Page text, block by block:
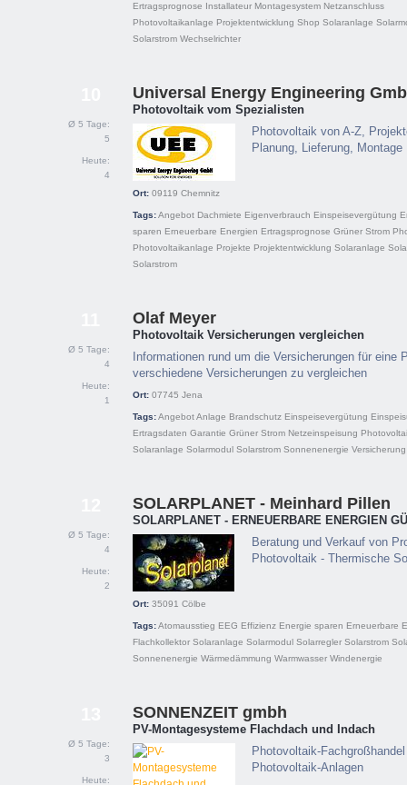
Ertragsprognose Installateur Montagesystem Netzanschluss
Photovoltaikanlage Projektentwicklung Shop Solaranlage
Solarstrom Wechselrichter
Ø 5 Tage:
5
Heute:
4
Universal Energy Engineering
Photovoltaik vom Spezialisten
Photovoltaik von A-Z,
Planung, Lieferung, Montage
Ort: 09119 Chemnitz
Tags:Angebot Dachmiete Eigenverbrauch Einspeisevergütung
sparen Erneuerbare Energien Ertragsprognose Grüner Strom
Photovoltaikanlage Projekte Projektentwicklung Solaranlage
Solarstrom
Ø 5 Tage:
4
Heute:
1
Olaf Meyer
Photovoltaik Versicherungen vergleichen
Informationen rund um die Versicherungen für eine
verschiedene Versicherungen zu vergleichen
Ort: 07745 Jena
Tags:AngebotAnlage Brandschutz Einspeisevergütung
Ertragsdaten Garantie Grüner Strom Netzeinspeisung
Solaranlage Solarmodul Solarstrom Sonnenenergie Versicherung
Ø 5 Tage:
4
Heute:
2
SOLARPLANET - Meinhard Pillen
SOLARPLANET - ERNEUERBARE ENERGIEN
Beratung und Verkauf von
Photovoltaik - Thermische
Ort: 35091 Cölbe
Tags:Atomausstieg EEG Effizienz Energie sparen Erneuerbare
Flachkollektor Solaranlage Solarmodul Solarregler Solarstrom
Sonnenenergie Wärmedämmung Warmwasser Windenergie
Ø 5 Tage:
3
Heute:
SONNENZEIT gmbh
PV-Montagesysteme Flachdach und Indach
Photovoltaik-
Photovoltaik-Anlagen